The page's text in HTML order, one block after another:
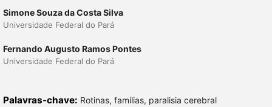
Simone Souza da Costa Silva
Universidade Federal do Pará
Fernando Augusto Ramos Pontes
Universidade Federal do Pará
Palavras-chave: Rotinas, famílias, paralisia cerebral